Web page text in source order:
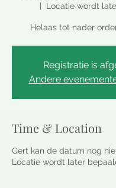
Locatie wordt
Helaas tot nader
Registratie is
Andere
Time & Location
Gert kan de datum nog
Locatie wordt later